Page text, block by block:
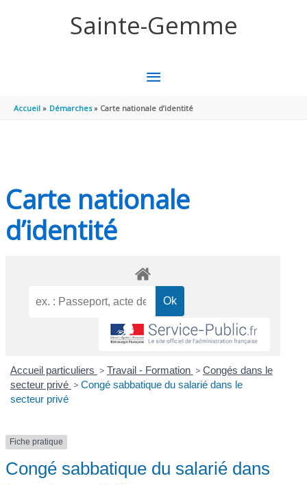
Sainte-Gemme
MENU
PRINCIPAL
Accueil Démarches Carte nationale d’identité
Carte nationale
d’identité
Accueil particuliers > Travail - Formation > Congés dans le
secteur privé > Congé sabbatique du salarié dans le
secteur privé
Fiche pratique
Congé sabbatique du salarié dans